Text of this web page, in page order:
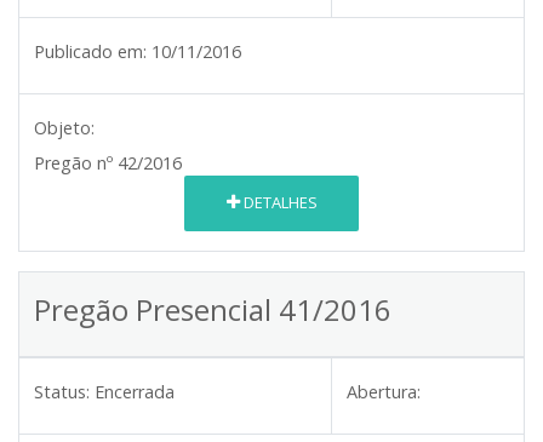
Publicado em: 10/11/2016
Objeto:
Pregão nº 42/2016
DETALHES
Pregão Presencial 41/2016
Status: Encerrada Abertura: